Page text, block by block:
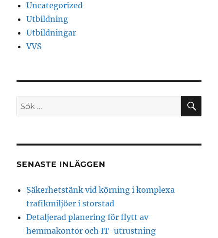
Uncategorized
Utbildning
Utbildningar
VVS
Sök
efter:
SENASTE INLÄGGEN
Säkerhetstänk vid körning i komplexa
trafikmiljöer i storstad
Detaljerad planering för flytt av
hemmakontor och IT-utrustning